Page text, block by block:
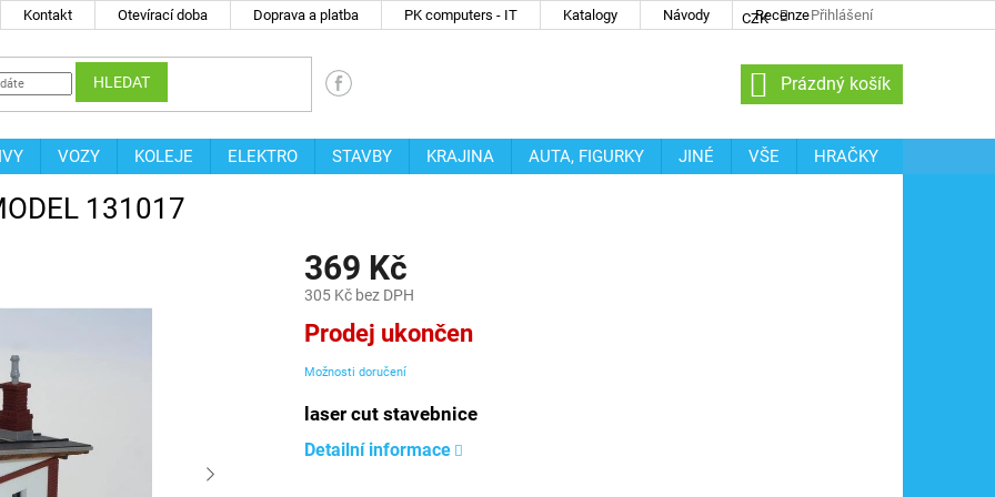
Kontakt Otevírací doba Doprava a platba PK computers - IT Katalogy Návody Recenze
CZK Přihlášení
HLEDAT
NÁKUPNÍ
KOŠÍK
Prázdný košík
VOZY KOLEJE ELEKTRO STAVBY KRAJINA AUTA, FIGURKY JINÉ VŠE
HRAČKY
131017
369 Kč
305 Kč bez DPH
Měrná
cena:
Prodej ukončen
Možnosti doručení
laser cut stavebnice
Detailní informace